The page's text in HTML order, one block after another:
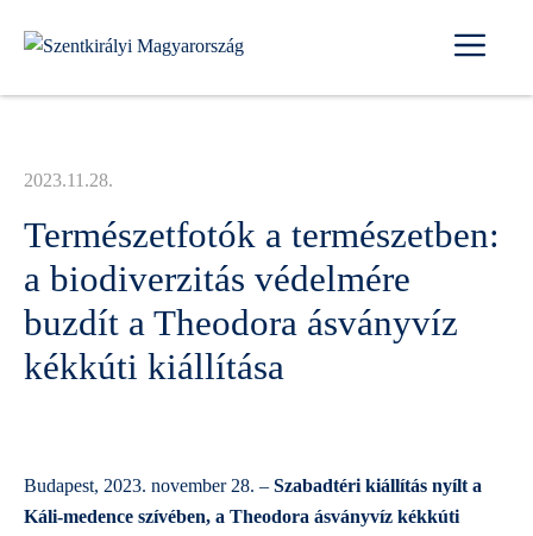
Természetfotók a természetben:
a biodiverzitás védelmére
buzdít a Theodora ásványvíz
kékkúti kiállítása
2023.11.28.
Budapest, 2023. november 28. – Szabadtéri kiállítás nyílt a
Káli-medence szívében, a Theodora ásványvíz kékkúti